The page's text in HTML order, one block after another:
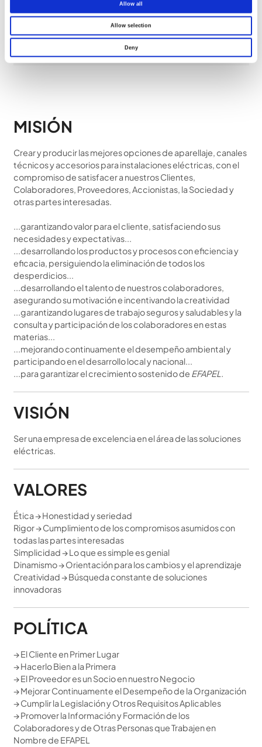
Allow all
Allow selection
Deny
ética en todas
y relaciones
MISIÓN
Crear y producir las mejores opciones de aparellaje, canales
técnicos y accesorios para instalaciones eléctricas, con el
compromiso de satisfacer a nuestros Clientes,
Colaboradores, Proveedores, Accionistas, la Sociedad y
otras partes interesadas.
...garantizando valor para el cliente, satisfaciendo sus
necesidades y expectativas...
...desarrollando los productos y procesos con eficiencia y
eficacia, persiguiendo la eliminación de todos los
desperdicios...
...desarrollando el talento de nuestros colaboradores,
asegurando su motivación e incentivando la creatividad
...garantizando lugares de trabajo seguros y saludables y la
consulta y participación de los colaboradores en estas
materias...
...mejorando continuamente el desempeño ambiental y
participando en el desarrollo local y nacional...
...para garantizar el crecimiento sostenido de EFAPEL.
VISIÓN
Ser una empresa de excelencia en el área de las soluciones
eléctricas.
VALORES
Ética → Honestidad y seriedad
Rigor → Cumplimiento de los compromisos asumidos con
todas las partes interesadas
Simplicidad → Lo que es simple es genial
Dinamismo → Orientación para los cambios y el aprendizaje
Creatividad → Búsqueda constante de soluciones
innovadoras
POLÍTICA
→ El Cliente en Primer Lugar
→ Hacerlo Bien a la Primera
→ El Proveedor es un Socio en nuestro Negocio
→ Mejorar Continuamente el Desempeño de la Organización
→ Cumplir la Legislación y Otros Requisitos Aplicables
→ Promover la Información y Formación de los
Colaboradores y de Otras Personas que Trabajen en
Nombre de EFAPEL